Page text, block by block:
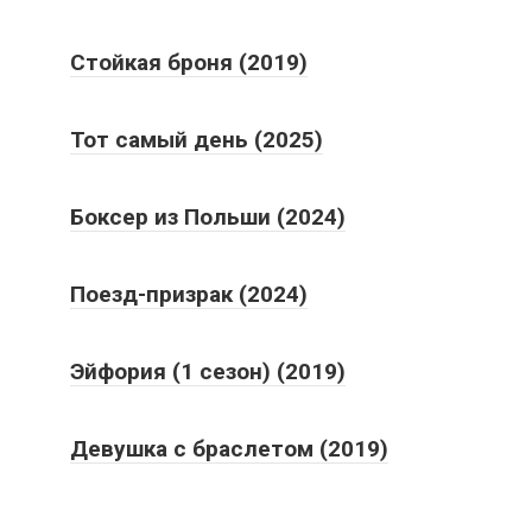
Стойкая броня (2019)
Тот самый день (2025)
Боксер из Польши (2024)
Поезд-призрак (2024)
Эйфория (1 сезон) (2019)
Девушка с браслетом (2019)